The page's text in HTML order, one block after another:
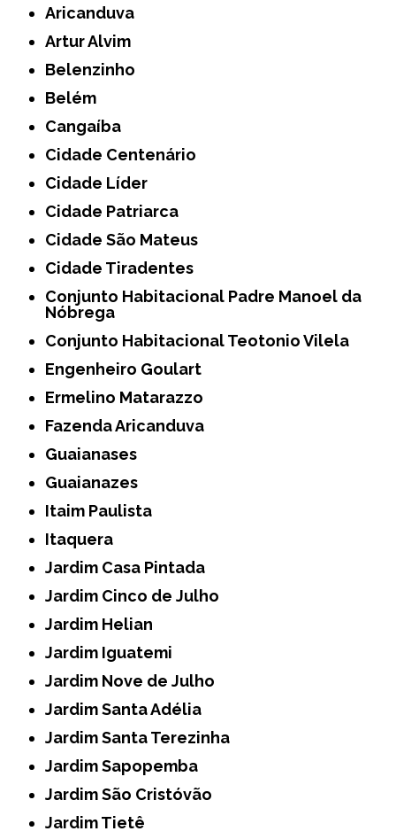
Aricanduva
Artur Alvim
Belenzinho
Belém
Cangaíba
Cidade Centenário
Cidade Líder
Cidade Patriarca
Cidade São Mateus
Cidade Tiradentes
Conjunto Habitacional Padre Manoel da
Nóbrega
Conjunto Habitacional Teotonio Vilela
Engenheiro Goulart
Ermelino Matarazzo
Fazenda Aricanduva
Guaianases
Guaianazes
Itaim Paulista
Itaquera
Jardim Casa Pintada
Jardim Cinco de Julho
Jardim Helian
Jardim Iguatemi
Jardim Nove de Julho
Jardim Santa Adélia
Jardim Santa Terezinha
Jardim Sapopemba
Jardim São Cristóvão
Jardim Tietê